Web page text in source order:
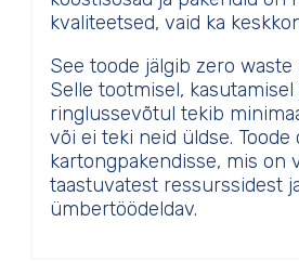
kvaliteetsed, vaid ka
See toode jälgib zero
Selle tootmisel, kasutamisel
ringlussevõtul tekib
või ei teki neid üldse.
kartongpakendisse, mis on
taastuvatest ressurssidest
ümbertöödeldav.